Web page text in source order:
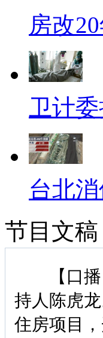
房改
卫计
台北
节目文稿
【口播】
持人陈虎
住房项目